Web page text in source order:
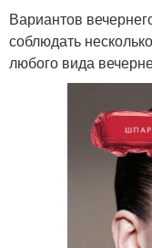
Вариантов
соблюдать
любого вида